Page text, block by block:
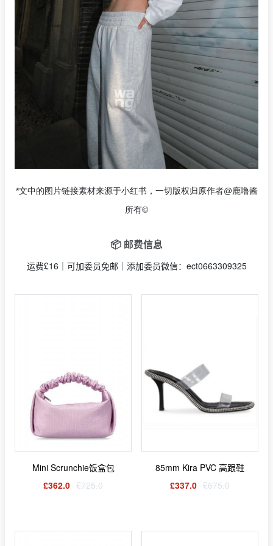
*文中的图片链接素材来源于小红书，一切版权归原作者@鹿噜酱
所有©
📦 邮费信息
运费£16｜可加委员免邮｜添加委员微信：ect0663309325
Mini Scrunchie饭盒包
£362.0 £725.0
85mm Kira PVC 高跟鞋
£337.0 £675.0